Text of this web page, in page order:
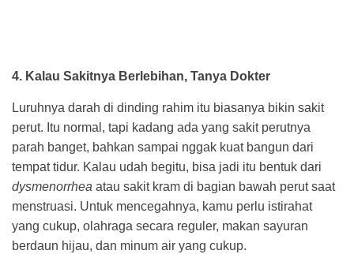
4. Kalau Sakitnya Berlebihan, Tanya Dokter
Luruhnya darah di dinding rahim itu biasanya bikin sakit
perut. Itu normal, tapi kadang ada yang sakit perutnya
parah banget, bahkan sampai nggak kuat bangun dari
tempat tidur. Kalau udah begitu, bisa jadi itu bentuk dari
dysmenorrhea atau sakit kram di bagian bawah perut saat
menstruasi. Untuk mencegahnya, kamu perlu istirahat
yang cukup, olahraga secara reguler, makan sayuran
berdaun hijau, dan minum air yang cukup.